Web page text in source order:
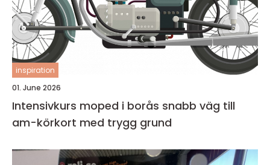
inspiration
01. June 2026
Intensivkurs moped i borås snabb väg till
am-körkort med trygg grund